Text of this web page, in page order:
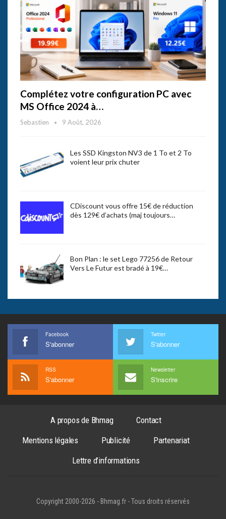
Complétez votre configuration PC avec
MS Office 2024 à…
Sebastien 9 Août, 2026
Les SSD Kingston NV3 de 1 To et 2 To
voient leur prix chuter
CDiscount vous offre 15€ de réduction
dès 129€ d’achats (maj toujours…
Bon Plan : le set Lego 77256 de Retour
Vers Le Futur est bradé à 19€…
Facebook
S'abonner
Twitter
S'abonner
RSS
S'abonner
Newsletter
S'inscrire
A propos de Bhmag
Contact
Mentions légales
Publicité
Partenariat
Lettre d’informations
Copyright 2000-2026 - Bhmag.fr - Tous droits réservés